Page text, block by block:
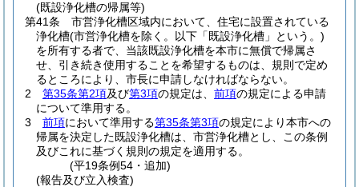
(既設浄化槽の帰属等)
第41条
市営浄化槽区域内において、住宅に設置されている
浄化槽(市営浄化槽を除く。以下「既設浄化槽」という。)
を所有する者で、当該既設浄化槽を本市に無償で帰属さ
せ、引き続き使用することを希望するものは、規則で定め
るところにより、市長に申請しなければならない。
2
第35条第2項及び第3項の規定は、 前項の規定による申請
について準用する。
3
前項において準用する第35条第3項の規定により本市への
帰属を決定した既設浄化槽は、市営浄化槽とし、この条例
及びこれに基づく規則の規定を適用する。
(平19条例54・追加)
(報告及び立入検査)